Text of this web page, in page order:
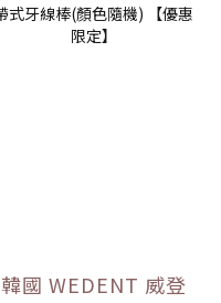
韓國 WEDENT 威登